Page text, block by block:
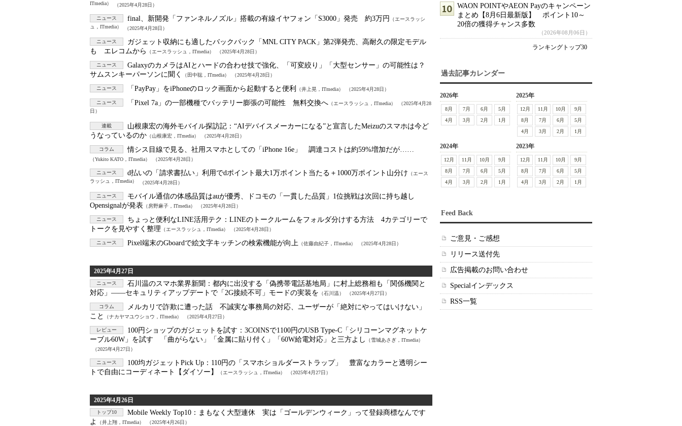
ITmedia） （2025年4月28日）
ニュース final、新開発「ファンネルノズル」搭載の有線イヤフォン「S3000」発売 約3万円 （エースラッシ
ュ，ITmedia） （2025年4月28日）
ニュース
ガジェット収納にも適したバックパック「MNL CITY PACK」第2弾発売、高耐久の限定モデル
も エレコムから
（エースラッシュ，ITmedia） （2025年4月28日）
ニュース
GalaxyのカメラはAIとハードの合わせ技で強化、「可変絞り」「大型センサー」の可能性は？
サムスンキーパーソンに聞く
（田中聡，ITmedia） （2025年4月28日）
ニュース 「PayPay」をiPhoneのロック画面から起動すると便利 （井上晃，ITmedia） （2025年4月28日）
ニュース 「Pixel 7a」の一部機種でバッテリー膨張の可能性 無料交換へ （エースラッシュ，ITmedia） （2025年4月28
日）
連載 山根康宏の海外モバイル探訪記： “AIデバイスメーカーになる”と宣言したMeizuのスマホは今ど
うなっているのか （山根康宏，ITmedia） （2025年4月28日）
コラム 情シス目線で見る、社用スマホとしての「iPhone 16e」 調達コストは約59%増加だが……
（Yukito KATO，ITmedia） （2025年4月28日）
ニュース d払いの「請求書払い」利用でdポイント最大1万ポイント当たる＋1000万ポイント山分け （エース
ラッシュ，ITmedia） （2025年4月28日）
ニュース
モバイル通信の体感品質はauが優秀、ドコモの「一貫した品質」1位挑戦は次回に持ち越し
Opensignalが発表 （房野麻子，ITmedia） （2025年4月28日）
ニュース ちょっと便利なLINE活用テク： LINEのトークルームをフォルダ分けする方法 4カテゴリーで
トークを見やすく整理 （エースラッシュ，ITmedia） （2025年4月28日）
ニュース Pixel端末のGboardで絵文字キッチンの検索機能が向上 （佐藤由紀子，ITmedia） （2025年4月28日）
2025年4月27日
ニュース 石川温のスマホ業界新聞： 都内に出没する「偽携帯電話基地局」に村上総務相も「関係機関と
対応」――セキュリティアップデートで「2G接続不可」モードの実装を （石川温） （2025年4月27日）
コラム
メルカリで詐欺に遭った話 不誠実な事務局の対応、ユーザーが「絶対にやってはいけない」
こと
（ナカヤマユウショウ，ITmedia） （2025年4月27日）
レビュー 100円ショップのガジェットを試す： 3COINSで1100円のUSB Type-C「シリコーンマグネットケ
ーブル60W」を試す 「曲がらない」「金属に貼り付く」「60W給電対応」と三方よし
（雪城あさぎ，ITmedia）
（2025年4月27日）
ニュース 100均ガジェットPick Up： 110円の「スマホショルダーストラップ」 豊富なカラーと透明シー
トで自由にコーディネート【ダイソー】
（エースラッシュ，ITmedia） （2025年4月27日）
2025年4月26日
トップ10 Mobile Weekly Top10： まもなく大型連休 実は「ゴールデンウィーク」って登録商標なんです
よ
（井上翔，ITmedia） （2025年4月26日）
WAON POINTやAEON Payのキャンペーン
まとめ【8月6日最新版】 ポイント10～
20倍の獲得チャンス多数
（2026年08月06日）
ランキングトップ30
過去記事カレンダー
2026年
8月 7月 6月
5月
4月
3月 2月 1月
2025年
12月 11月 10月
9月
8月
7月 6月
5月
4月
3月 2月 1月
2024年
12月 11月 10月
9月
8月
7月 6月
5月
4月
3月 2月 1月
2023年
12月 11月 10月
9月
8月
7月 6月
5月
4月
3月 2月 1月
Feed Back
ご意見・ご感想
リリース送付先
広告掲載のお問い合わせ
Specialインデックス
RSS一覧